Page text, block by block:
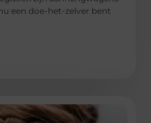
een doe-het-zelver bent